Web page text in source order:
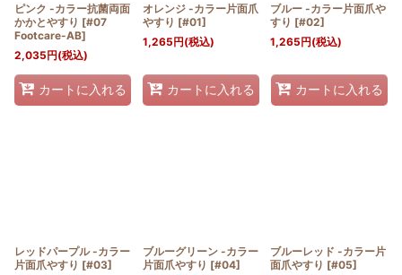
ピンク -カラー抗菌両面
かかとやすり [#07
Footcare-AB]
2,035円(税込)
カートに入れる
オレンジ -カラー片面爪
やすり [#01]
1,265円(税込)
カートに入れる
ブルー -カラー片面爪や
すり [#02]
1,265円(税込)
カートに入れる
レッドパープル -カラー
片面爪やすり [#03]
ブルーグリーン -カラー
片面爪やすり [#04]
ブルーレッド -カラー片
面爪やすり [#05]